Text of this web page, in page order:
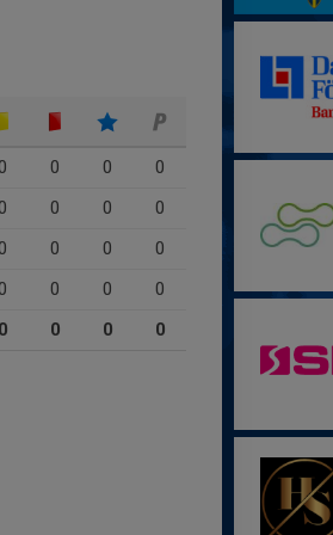
0 0
0
0 0
0
0 0
0
0 0
0
0 0 0